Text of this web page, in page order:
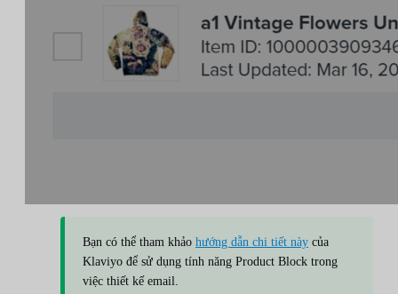
Bạn có thể tham khảo hướng dẫn chi tiết này của
Klaviyo để sử dụng tính năng Product Block trong
việc thiết kế email.